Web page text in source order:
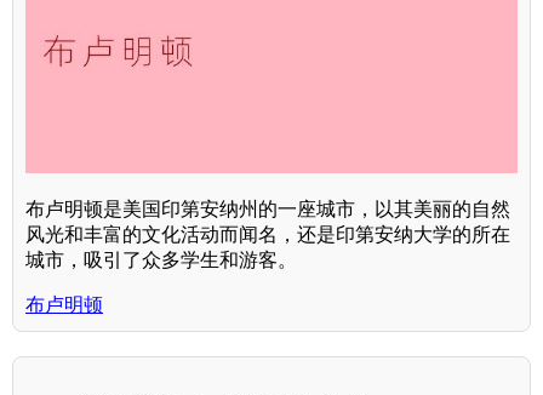
布卢明顿是美国印第安纳州的一座城市，以其美丽的自然
风光和丰富的文化活动而闻名，还是印第安纳大学的所在
城市，吸引了众多学生和游客。
布卢明顿